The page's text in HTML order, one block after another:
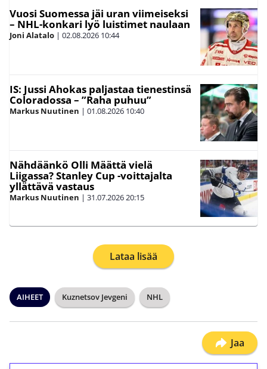
Vuosi Suomessa jäi uran viimeiseksi
– NHL-konkari lyö luistimet naulaan
Joni Alatalo | 02.08.2026 10:44
IS: Jussi Ahokas paljastaa tienestinsä
Coloradossa – ”Raha puhuu”
Markus Nuutinen | 01.08.2026 10:40
Nähdäänkö Olli Määttä vielä
Liigassa? Stanley Cup -voittajalta
yllättävä vastaus
Markus Nuutinen | 31.07.202620:15
Lataa lisää
AIHEET Kuznetsov Jevgeni NHL
Jaa